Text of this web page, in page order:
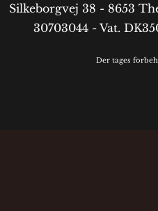
Silkeborgvej 38 - 8653
30703044 - Vat.
Der tages